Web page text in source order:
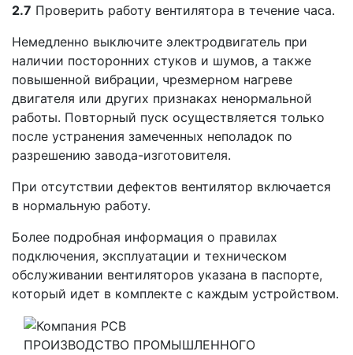
2.7 Проверить работу вентилятора в течение часа.
Немедленно выключите электродвигатель при
наличии посторонних стуков и шумов, а также
повышенной вибрации, чрезмерном нагреве
двигателя или других признаках ненормальной
работы. Повторный пуск осуществляется только
после устранения замеченных неполадок по
разрешению завода-изготовителя.
При отсутствии дефектов вентилятор включается
в нормальную работу.
Более подробная информация о правилах
подключения, эксплуатации и техническом
обслуживании вентиляторов указана в паспорте,
который идет в комплекте с каждым устройством.
ПРОИЗВОДСТВО ПРОМЫШЛЕННОГО